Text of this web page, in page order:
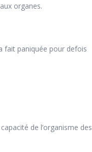
organes.
fait paniquée pour defois
de l’organisme des